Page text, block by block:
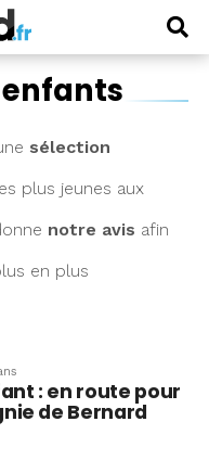
sélection
plus jeunes aux
notre avis afin
en plus
: en route pour
de Bernard